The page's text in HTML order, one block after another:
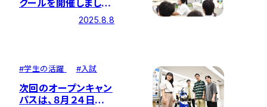
クールを開催しまし
2025.8.8
#学生の活躍 #入試
次回のオープンキャン
パスは、８月２４日